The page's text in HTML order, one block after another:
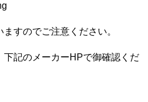
すのでご注意ください。
下記のメーカーHPで御確認くだ